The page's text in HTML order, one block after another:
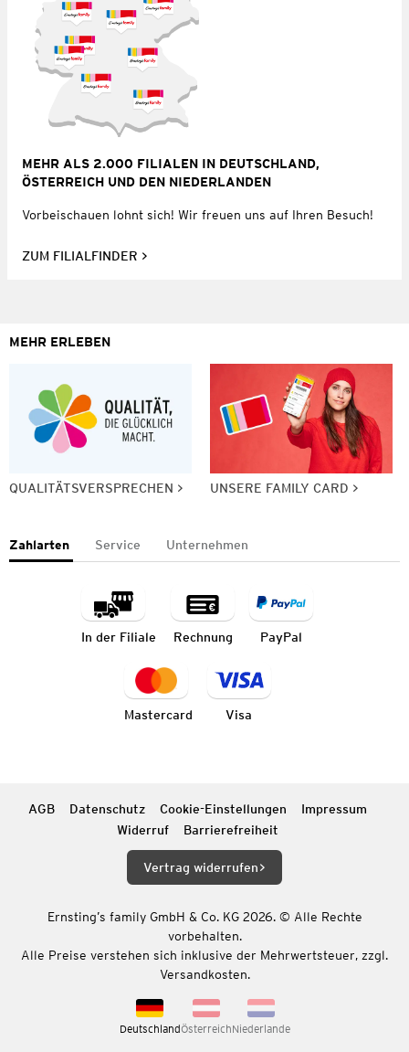
MEHR ALS 2.000 FILIALEN IN DEUTSCHLAND,
ÖSTERREICH UND DEN NIEDERLANDEN
Vorbeischauen lohnt sich! Wir freuen uns auf Ihren Besuch!
ZUM FILIALFINDER
MEHR ERLEBEN
QUALITÄTSVERSPRECHEN UNSERE FAMILY CARD
Zahlarten Service Unternehmen
In der Filiale Rechnung PayPal
Mastercard Visa
AGB Datenschutz Cookie-Einstellungen
Impressum
Widerruf
Barrierefreiheit
Vertrag widerrufen
Ernsting’s family GmbH & Co. KG 2026. © Alle Rechte
vorbehalten.
Alle Preise verstehen sich inklusive der Mehrwertsteuer, zzgl.
Versandkosten.
DeutschlandÖsterreichNiederlande